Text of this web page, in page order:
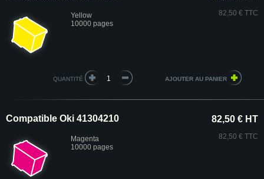
Yellow
10000 pages
82,50 € TTC
QUANTITÉ
Compatible Oki 41304210
Magenta
10000 pages
82,50 € HT
82,50 € TTC